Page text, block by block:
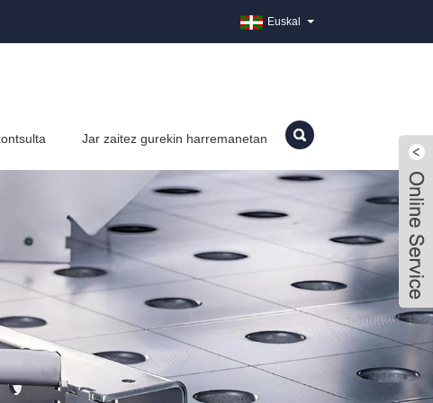
Euskal
Jar zaitez gurekin harremanetan